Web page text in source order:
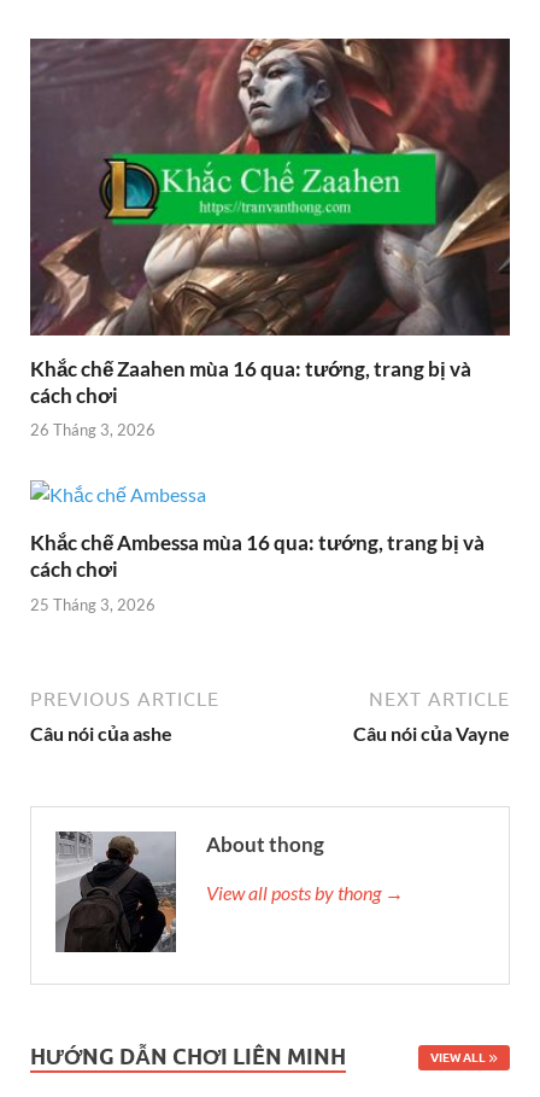
Khắc chế Zaahen mùa 16 qua: tướng, trang bị và
cách chơi
26 Tháng 3, 2026
Khắc chế Ambessa mùa 16 qua: tướng, trang bị và
cách chơi
25 Tháng 3, 2026
PREVIOUS ARTICLE
Câu nói của ashe
NEXT ARTICLE
Câu nói của Vayne
About thong
View all posts by thong →
HƯỚNG DẪN CHƠI LIÊN MINH VIEW ALL